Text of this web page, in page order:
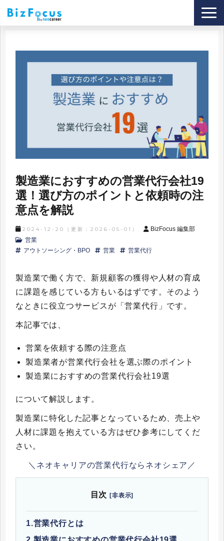
ブログ
セミナー
資料ダウンロード
製造業におすすめの営業代行会社19
選！選び方のポイントと依頼時の注
意点を解説
2024-12-20 （更新： 2026-05-01 ）
BizFocus 編集部
営業
アウトソーシング・BPO
営業 営業代行
製造業で働く方で、新規顧客の獲得や人材の育成
に課題を感じている方もいるはずです。そのよう
なときに役立つサービスが「営業代行」です。
本記事では、
営業を依頼する際の注意点
製造業者が営業代行会社を選ぶ際のポイント
製造業におすすめの営業代行会社19選
について解説します。
製造業に特化した記事となっているため、売上や
人材に課題を抱えている方はぜひ参考にしてくだ
さい。
＼ネオキャリアの営業代行ならネオシェア／
目次 [非表示]
1.営業代行とは